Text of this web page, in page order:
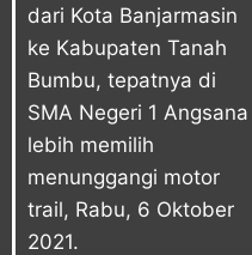
dari Kota Banjarmasin
ke Kabupaten Tanah
Bumbu, tepatnya di
SMA Negeri 1 Angsana
lebih memilih
menunggangi motor
trail, Rabu, 6 Oktober
2021.